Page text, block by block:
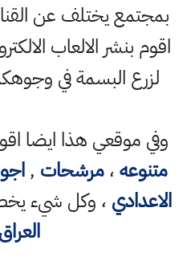
بمجتمع يختلف عن
اقوم بنشر الالعاب
لزرع البسمة في
وفي موقعي هذا ايضا
متنوعه،مرشحات ,
الاعدادي ، وكل شيء
العراق